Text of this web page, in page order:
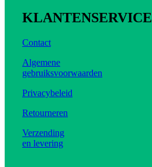
KLANTENSERVICE
Contact
Algemene
gebruiksvoorwaarden
Privacybeleid
Retourneren
Verzending
en levering